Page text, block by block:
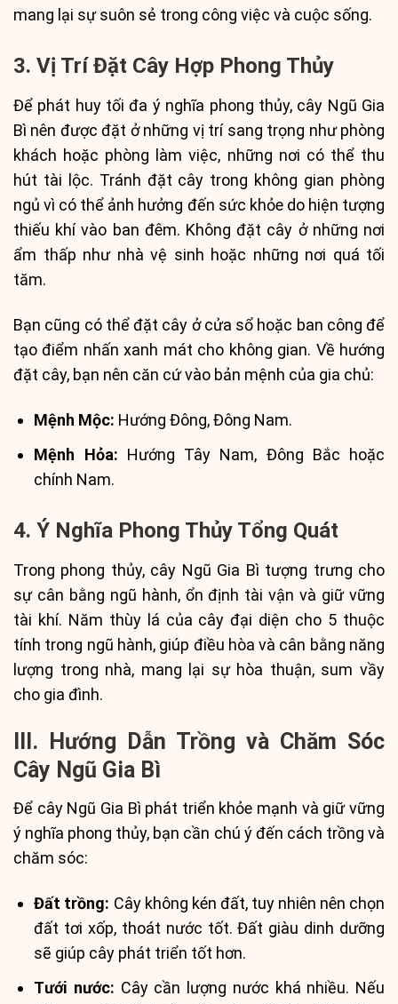
mang lại sự suôn sẻ trong công việc và cuộc sống.
3. Vị Trí Đặt Cây Hợp Phong Thủy
Để phát huy tối đa ý nghĩa phong thủy, cây Ngũ Gia
Bì nên được đặt ở những vị trí sang trọng như phòng
khách hoặc phòng làm việc, những nơi có thể thu
hút tài lộc. Tránh đặt cây trong không gian phòng
ngủ vì có thể ảnh hưởng đến sức khỏe do hiện tượng
thiếu khí vào ban đêm. Không đặt cây ở những nơi
ẩm thấp như nhà vệ sinh hoặc những nơi quá tối
tăm.
Bạn cũng có thể đặt cây ở cửa sổ hoặc ban công để
tạo điểm nhấn xanh mát cho không gian. Về hướng
đặt cây, bạn nên căn cứ vào bản mệnh của gia chủ:
Mệnh Mộc: Hướng Đông, Đông Nam.
Mệnh Hỏa: Hướng Tây Nam, Đông Bắc hoặc
chính Nam.
4. Ý Nghĩa Phong Thủy Tổng Quát
Trong phong thủy, cây Ngũ Gia Bì tượng trưng cho
sự cân bằng ngũ hành, ổn định tài vận và giữ vững
tài khí. Năm thùy lá của cây đại diện cho 5 thuộc
tính trong ngũ hành, giúp điều hòa và cân bằng năng
lượng trong nhà, mang lại sự hòa thuận, sum vầy
cho gia đình.
III. Hướng Dẫn Trồng và Chăm Sóc
Cây Ngũ Gia Bì
Để cây Ngũ Gia Bì phát triển khỏe mạnh và giữ vững
ý nghĩa phong thủy, bạn cần chú ý đến cách trồng và
chăm sóc:
Đất trồng: Cây không kén đất, tuy nhiên nên chọn
đất tơi xốp, thoát nước tốt. Đất giàu dinh dưỡng
sẽ giúp cây phát triển tốt hơn.
Tưới nước: Cây cần lượng nước khá nhiều. Nếu